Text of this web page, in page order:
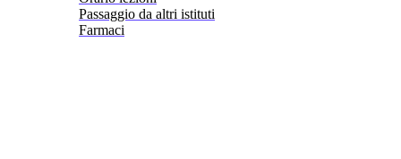
Passaggio da altri istituti
Farmaci